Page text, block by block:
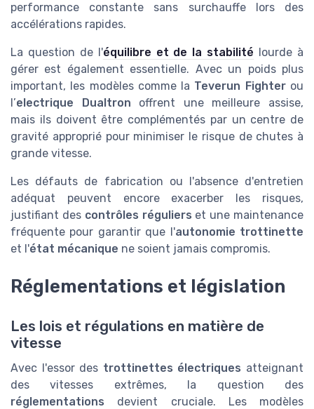
performance constante sans surchauffe lors des
accélérations rapides.
La question de l'équilibre et de la stabilité lourde à
gérer est également essentielle. Avec un poids plus
important, les modèles comme la Teverun Fighterou
l’electrique Dualtron offrent une meilleure assise,
mais ils doivent être complémentés par un centre de
gravité approprié pour minimiser le risque de chutes à
grande vitesse.
Les défauts de fabrication ou l'absence d'entretien
adéquat peuvent encore exacerber les risques,
justifiant des contrôles réguliers et une maintenance
fréquente pour garantir que l'autonomie trottinette
et l'état mécanique ne soient jamais compromis.
Réglementations et législation
Les lois et régulations en matière de
vitesse
Avec l'essor des trottinettes électriques atteignant
des vitesses extrêmes, la question des
réglementations devient cruciale. Les modèles